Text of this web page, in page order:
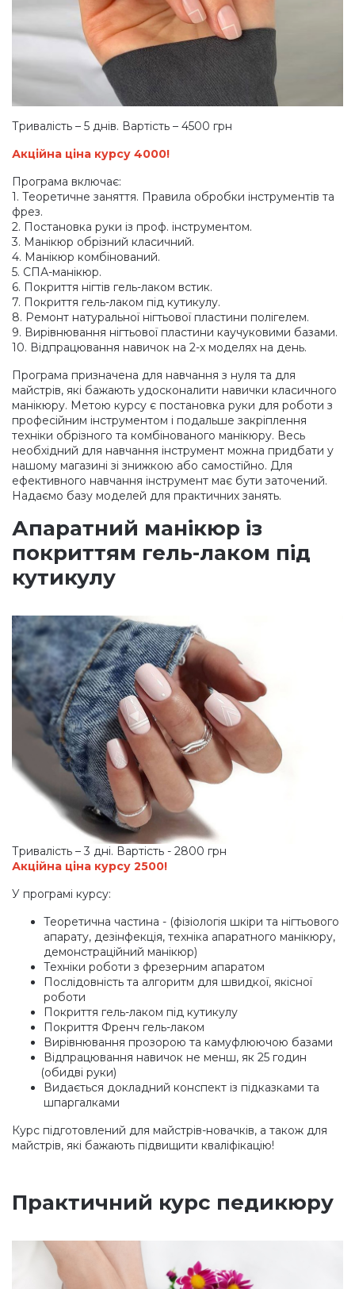
Тривалість – 5 днів. Вартість – 4500 грн
Акційна ціна курсу 4000!
Програма включає:
1. Теоретичне заняття. Правила обробки інструментів та
фрез.
2. Постановка руки із проф. інструментом.
3. Манікюр обрізний класичний.
4. Манікюр комбінований.
5. СПА-манікюр.
6. Покриття нігтів гель-лаком встик.
7. Покриття гель-лаком під кутикулу.
8. Ремонт натуральної нігтьової пластини полігелем.
9. Вирівнювання нігтьової пластини каучуковими базами.
10. Відпрацювання навичок на 2-х моделях на день.
Програма призначена для навчання з нуля та для
майстрів, які бажають удосконалити навички класичного
манікюру. Метою курсу є постановка руки для роботи з
професійним інструментом і подальше закріплення
техніки обрізного та комбінованого манікюру. Весь
необхідний для навчання інструмент можна придбати у
нашому магазині зі знижкою або самостійно. Для
ефективного навчання інструмент має бути заточений.
Надаємо базу моделей для практичних занять.
Апаратний манікюр із
покриттям гель-лаком під
кутикулу
Тривалість – 3 дні. Вартість - 2800 грн
Акційна ціна курсу 2500!
У програмі курсу:
Теоретична частина - (фізіологія шкіри та нігтьового
апарату, дезінфекція, техніка апаратного манікюру,
демонстраційний манікюр)
Техніки роботи з фрезерним апаратом
Послідовність та алгоритм для швидкої, якісної
роботи
Покриття гель-лаком під кутикулу
Покриття Френч гель-лаком
Вирівнювання прозорою та камуфлюючою базами
Відпрацювання навичок не менш, як 25 годин
(обидві руки)
Видається докладний конспект із підказками та
шпаргалками
Курс підготовлений для майстрів-новачків, а також для
майстрів, які бажають підвищити кваліфікацію!
Практичний курс педикюру